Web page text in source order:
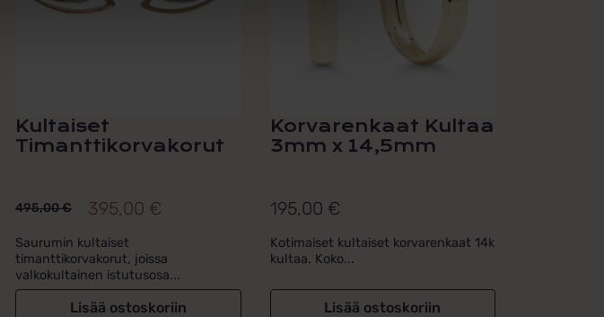
Kultaiset
Timanttikorvakorut
495,00€
Alkuperäinen
hinta
oli:
495,00 €.
395,00 €
Nykyinen
hinta
on:
395,00 €.
Saurumin kultaiset
timanttikorvakorut, joissa
valkokultainen istutusosa...
Lisää ostoskoriin
Korvarenkaat Kultaa
3mm x 14,5mm
195,00 €
Kotimaiset kultaiset korvarenkaat 14k
kultaa. Koko...
Lisää ostoskoriin